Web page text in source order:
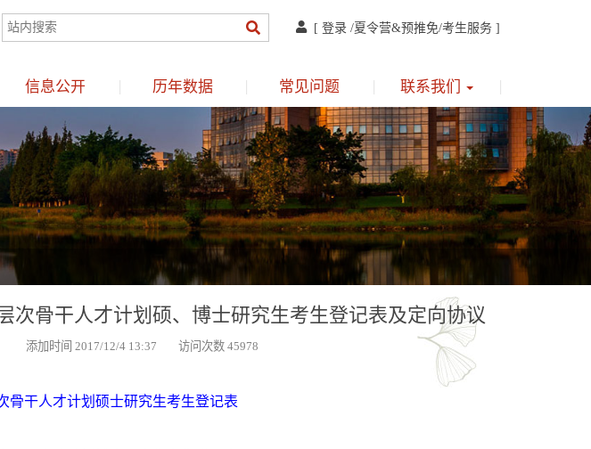
[ 登录 /夏令营&预推免/考生服务 ]
信息公开 历年数据 常见问题 联系我们
次骨干人才计划硕、博士研究生考生登记表及定向协议
添加时间 2017/12/4 13:37 访问次数 45978
骨干人才计划硕士研究生考生登记表